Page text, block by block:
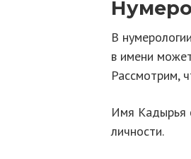
В
в имени
Рассмотрим,
Имя Кадырья
личности.